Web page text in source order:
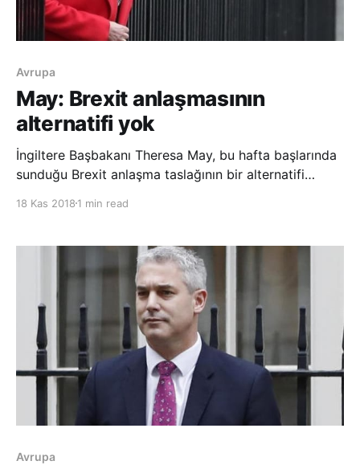
Avrupa
May: Brexit anlaşmasının
alternatifi yok
İngiltere Başbakanı Theresa May, bu hafta başlarında
sunduğu Brexit anlaşma taslağının bir alternatifi
bazı üst düzey bakanların, önümüzdeki hafta sonu
görüşmeden önce Brexit anlaşma taslağını t
18 Kas 2018 1 min read
Avrupa